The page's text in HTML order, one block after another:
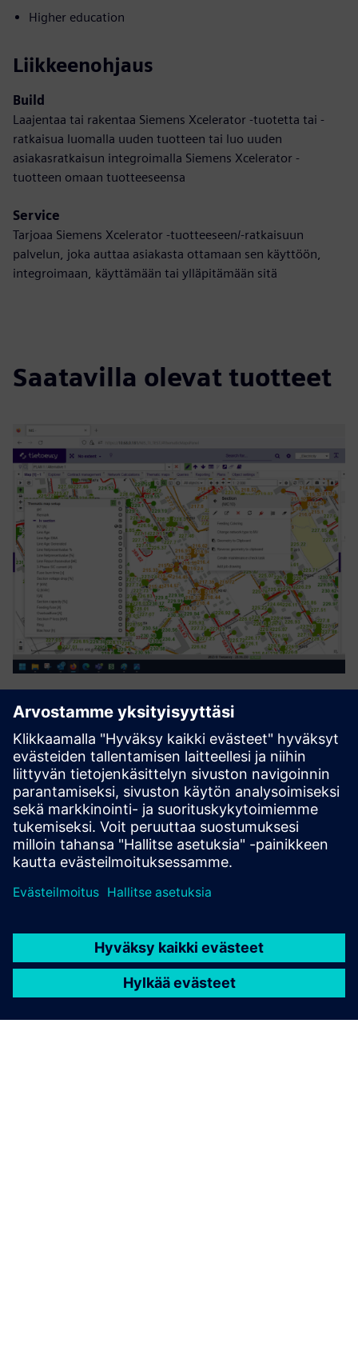
Higher education
Liikkeenohjaus
Build
Laajentaa tai rakentaa Siemens Xcelerator -tuotetta tai -
ratkaisua luomalla uuden tuotteen tai luo uuden
asiakasratkaisun integroimalla Siemens Xcelerator -
tuotteen omaan tuotteeseensa
Service
Tarjoaa Siemens Xcelerator -tuotteeseen/-ratkaisuun
palvelun, joka auttaa asiakasta ottamaan sen käyttöön,
integroimaan, käyttämään tai ylläpitämään sitä
Saatavilla olevat tuotteet
Process Automation Suite
The Process Automation Suite covers all needs in setting up
and following up business processes. It manages entire
asset/device lifecycles (planning, deployment,
maintenance). It will establish itself in the application
ecosystem ...
Lue lisää